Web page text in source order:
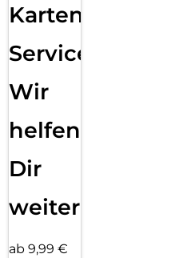
Karten
Service:
Wir
helfen
Dir
weiter
ab 9,99 €